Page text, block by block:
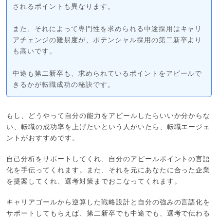
されるポイントも異なります。
また、それによって専門性を求められる中途採用はキャリ
アチェンジの難易度が、ポテンシャル採用の第二新卒より
も高いです。
中途も第二新卒も、求められているポイントをアピールで
きるかが転職成功の秘訣です。
もし、どうやって自分の能力をアピールしたらいいか分からな
い、転職の成功率を上げたいという人がいたら、転職エージェ
ントがおすすめです。
自己分析をサポートしてくれ、自分のアピールポイントの言語
化を手伝ってくれます。また、それを元にあなたに合った企業
を提案してくれ、選考対策までおこなってくれます。
キャリアゴールから逆算した戦略設計と自分の強みの言語化を
サポートしてもらえば、第二新卒でも中途でも、選考で伝わる